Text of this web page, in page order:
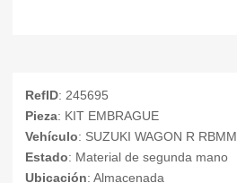
RefID: 245695
Pieza: KIT EMBRAGUE
Vehículo: SUZUKI WAGON R RBMM
Estado: Material de segunda mano
Ubicación: Almacenada